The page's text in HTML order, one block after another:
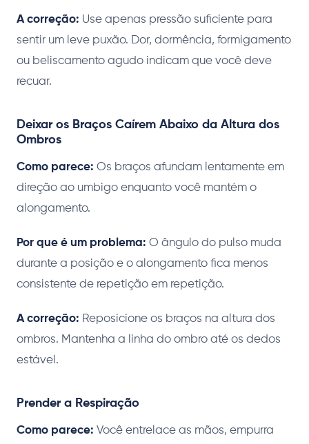
A correção: Use apenas pressão suficiente para
sentir um leve puxão. Dor, dormência, formigamento
ou beliscamento agudo indicam que você deve
recuar.
Deixar os Braços Caírem Abaixo da Altura dos
Ombros
Como parece: Os braços afundam lentamente em
direção ao umbigo enquanto você mantém o
alongamento.
Por que é um problema: O ângulo do pulso muda
durante a posição e o alongamento fica menos
consistente de repetição em repetição.
A correção: Reposicione os braços na altura dos
ombros. Mantenha a linha do ombro até os dedos
estável.
Prender a Respiração
Como parece: Você entrelace as mãos, empurra